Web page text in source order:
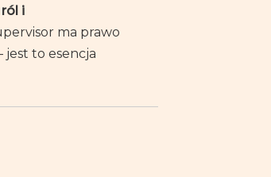
i
ma prawo
jest to esencja